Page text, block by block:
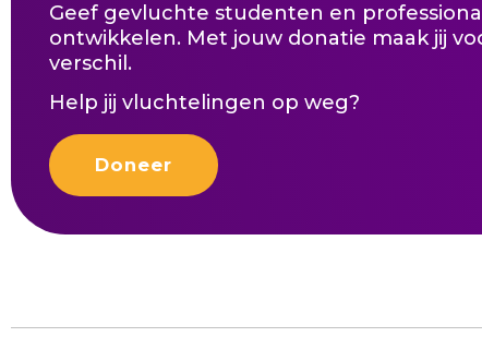
Geef gevluchte studenten en
ontwikkelen. Met jouw donatie maak jij
verschil.
Help jij vluchtelingen op weg?
Doneer